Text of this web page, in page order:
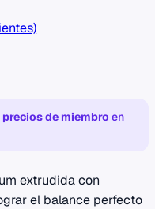
precios de miembro en
extrudida con
el balance perfecto